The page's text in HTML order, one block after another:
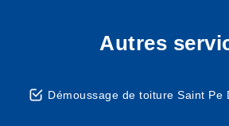
Autres
Démoussage de toiture Saint Pe